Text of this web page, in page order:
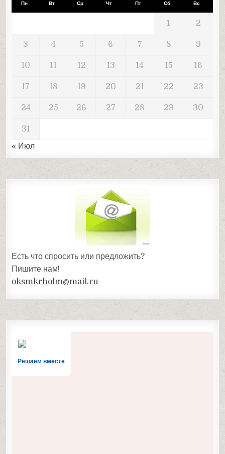
Пн Вт Ср Чт Пт Сб Вс
1 2
3 4 5 6 7 8 9
10 11 12 13 14 15 16
17 18 19 20 21 22 23
24 25 26 27 28 29 30
31
« Июл
Есть что спросить или предложить?
Пишите нам!
oksmkrholm@mail.ru
Решаем вместе